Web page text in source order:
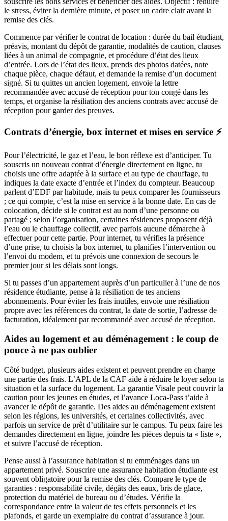
le stress, éviter la dernière minute, et poser un cadre clair avant la
remise des clés.
Commence par vérifier le contrat de location : durée du bail étudiant,
préavis, montant du dépôt de garantie, modalités de caution, clauses
liées à un animal de compagnie, et procédure d’état des lieux
d’entrée. Lors de l’état des lieux, prends des photos datées, note
chaque pièce, chaque défaut, et demande la remise d’un document
signé. Si tu quittes un ancien logement, envoie la lettre
recommandée avec accusé de réception pour ton congé dans les
temps, et organise la résiliation des anciens contrats avec accusé de
réception pour garder des preuves.
Contrats d’énergie, box internet et mises en service ⚡
Pour l’électricité, le gaz et l’eau, le bon réflexe est d’anticiper. Tu
souscris un nouveau contrat d’énergie directement en ligne, tu
choisis une offre adaptée à la surface et au type de chauffage, tu
indiques la date exacte d’entrée et l’index du compteur. Beaucoup
parlent d’EDF par habitude, mais tu peux comparer les fournisseurs
; ce qui compte, c’est la mise en service à la bonne date. En cas de
colocation, décide si le contrat est au nom d’une personne ou
partagé ; selon l’organisation, certaines résidences proposent déjà
l’eau ou le chauffage collectif, avec parfois aucune démarche à
effectuer pour cette partie. Pour internet, tu vérifies la présence
d’une prise, tu choisis la box internet, tu planifies l’intervention ou
l’envoi du modem, et tu prévois une connexion de secours le
premier jour si les délais sont longs.
Si tu passes d’un appartement auprès d’un particulier à l’une de nos
résidence étudiante, pense à la résiliation de tes anciens
abonnements. Pour éviter les frais inutiles, envoie une résiliation
propre avec les références du contrat, la date de sortie, l’adresse de
facturation, idéalement par recommandé avec accusé de réception.
Aides au logement et au déménagement : le coup de
pouce à ne pas oublier
Côté budget, plusieurs aides existent et peuvent prendre en charge
une partie des frais. L’APL de la CAF aide à réduire le loyer selon ta
situation et la surface du logement. La garantie Visale peut couvrir la
caution pour les jeunes en études, et l’avance Loca-Pass t’aide à
avancer le dépôt de garantie. Des aides au déménagement existent
selon les régions, les universités, et certaines collectivités, avec
parfois un service de prêt d’utilitaire sur le campus. Tu peux faire les
demandes directement en ligne, joindre les pièces depuis ta « liste »,
et suivre l’accusé de réception.
Pense aussi à l’assurance habitation si tu emménages dans un
appartement privé. Souscrire une assurance habitation étudiante est
souvent obligatoire pour la remise des clés. Compare le type de
garanties : responsabilité civile, dégâts des eaux, bris de glace,
protection du matériel de bureau ou d’études. Vérifie la
correspondance entre la valeur de tes effets personnels et les
plafonds, et garde un exemplaire du contrat d’assurance à jour.